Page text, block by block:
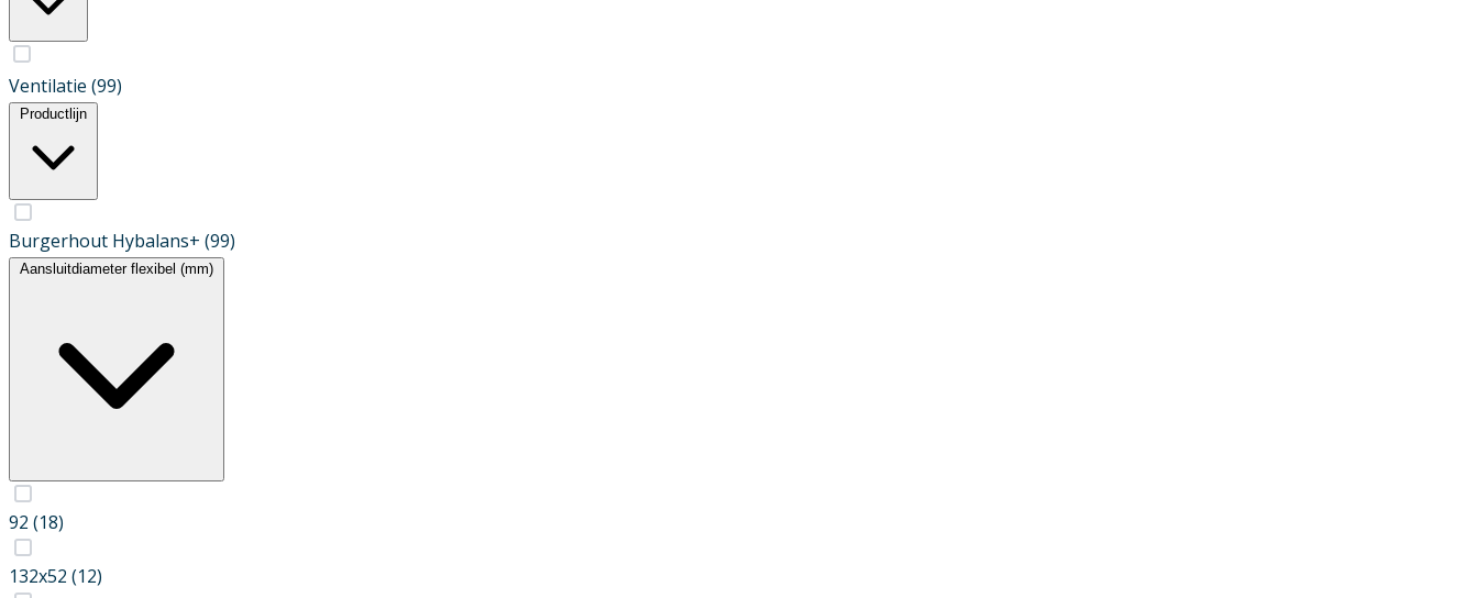
Ventilatie (99)
Productlijn
Burgerhout Hybalans+ (99)
Aansluitdiameter flexibel (mm)
92 (18)
132x52 (12)